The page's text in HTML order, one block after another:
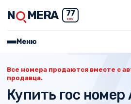
N MERA 77
RUS
Меню
Все номера продаются вместе с
продавца.
Купить гос